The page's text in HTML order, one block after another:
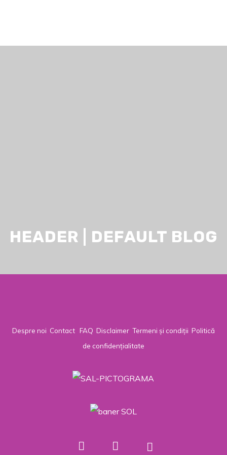
HEADER | DEFAULT BLOG
Despre noi Contact FAQ Disclaimer Termeni și condiții Politică
de confidențialitate